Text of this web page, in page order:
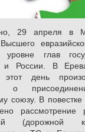
29 апреля в
глав
и России. В
день
о
союзу. В
рассмотрение